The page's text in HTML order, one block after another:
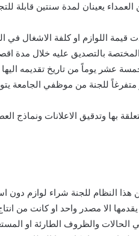
يعينان لمدة سنتين قابلة
بالتصديق عليه خلال مدة
عشر يوماً من تاريخ تقديمه
للجنة من موظفي الجامعة
بها وتدقيق الاعلانات ونماذج
او يقدمها الا مصدر واحد او كانت
الحالات والظروف الطارئة او